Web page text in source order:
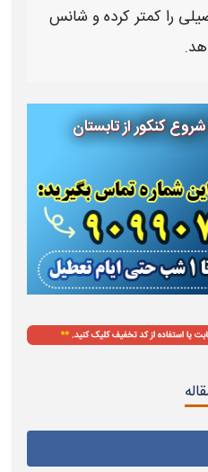
را کمتر کرده و شانس
کنکور از تابستان